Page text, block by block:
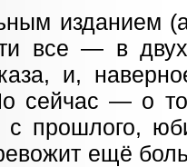
изданием
все — в двух
и,
сейчас — о
прошлого,
ещё